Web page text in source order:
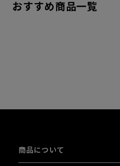
おすすめ商品一覧
商品について